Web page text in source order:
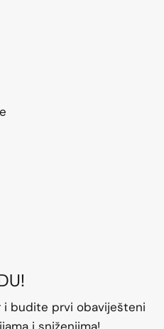
i budite prvi obaviješteni